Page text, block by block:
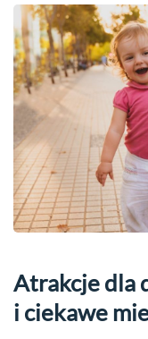
Atrakcje dla
i ciekawe